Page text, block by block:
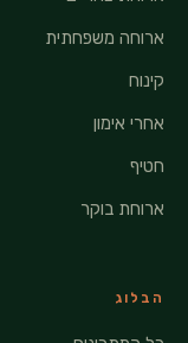
ארוחה משפחתית
קינוח
אחרי אימון
חטיף
ארוחת בוקר
הבלוג